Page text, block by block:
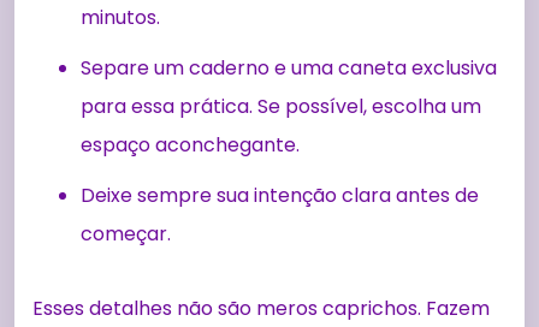
minutos.
Separe um caderno e uma caneta exclusiva
para essa prática. Se possível, escolha um
espaço aconchegante.
Deixe sempre sua intenção clara antes de
começar.
Esses detalhes não são meros caprichos. Fazem